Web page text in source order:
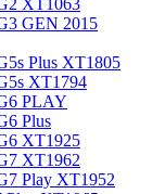
XT1063
GEN 2015
Plus XT1805
XT1794
PLAY
Plus
XT1925
XT1962
Play XT1952